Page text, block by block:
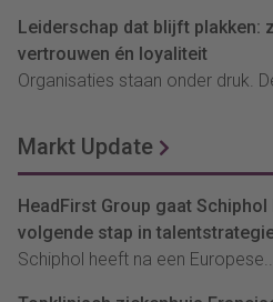
Leiderschap dat blijft plakken:
vertrouwen én loyaliteit
Organisaties staan onder druk.
Markt Update
HeadFirst Group gaat Schiphol
volgende stap in
Schiphol heeft na een